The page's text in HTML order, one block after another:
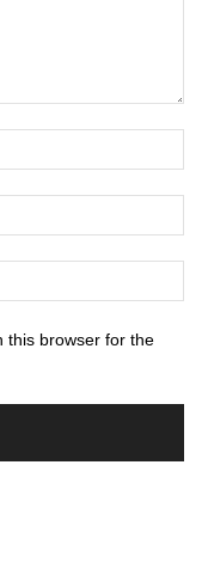
this browser for the